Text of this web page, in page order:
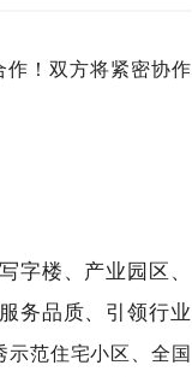
！双方将紧密协作
字楼、产业园区、
务品质、引领行业
示范住宅小区、全国